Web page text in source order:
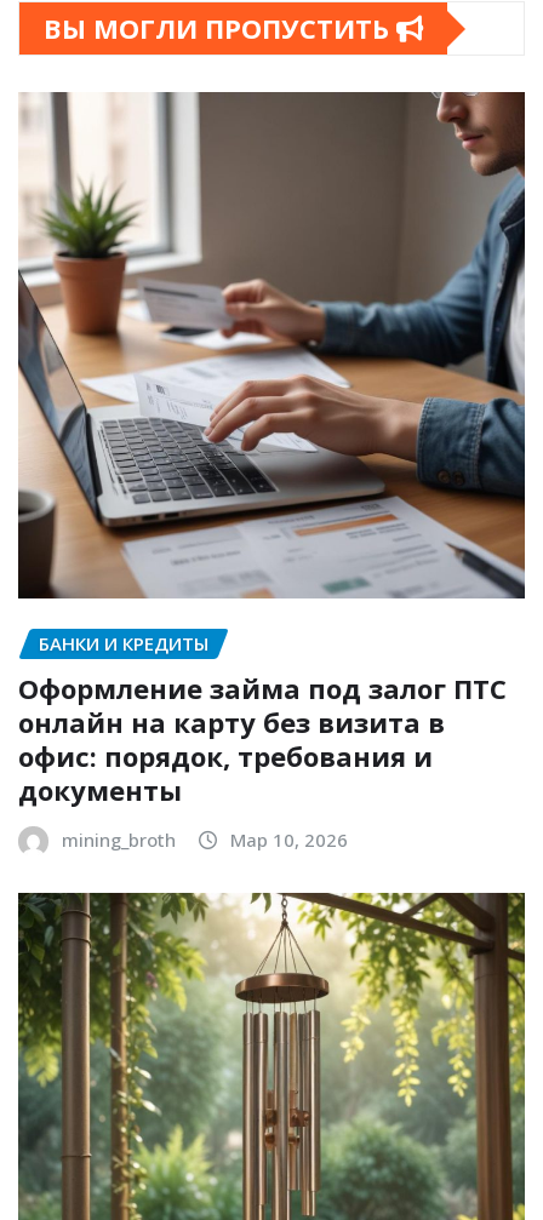
ВЫ МОГЛИ ПРОПУСТИТЬ
БАНКИ И КРЕДИТЫ
Оформление займа под залог ПТС
онлайн на карту без визита в
офис: порядок, требования и
документы
mining_broth Мар 10, 2026